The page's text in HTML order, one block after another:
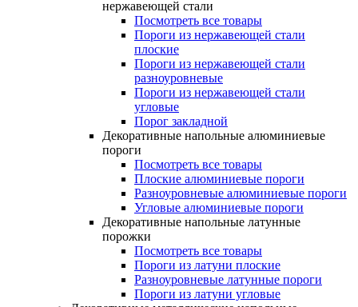
нержавеющей стали
Посмотреть все товары
Пороги из нержавеющей стали
плоские
Пороги из нержавеющей стали
разноуровневые
Пороги из нержавеющей стали
угловые
Порог закладной
Декоративные напольные алюминиевые
пороги
Посмотреть все товары
Плоские алюминиевые пороги
Разноуровневые алюминиевые пороги
Угловые алюминиевые пороги
Декоративные напольные латунные
порожки
Посмотреть все товары
Пороги из латуни плоские
Разноуровневые латунные пороги
Пороги из латуни угловые